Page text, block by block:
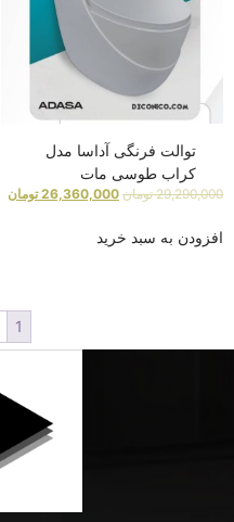
توالت فرنگی آداسا مدل
کراب طوسی مات
29,290,000 تومان 26,360,000 تومان
افزودن به سبد خرید
1